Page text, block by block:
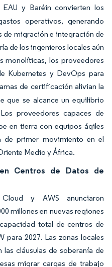
y Baréin convierten los
operativos, generando
de migración e integración de
de los ingenieros locales aún
monolíticas, los proveedores
Kubernetes y DevOps para
de certificación alivian la
que se alcance un equilibrio
proveedores capaces de
en tierra con equipos ágiles
de primer movimiento en el
Medio y África.
Centros de Datos de
y AWS anunciaron
millones en nuevas regiones
total de centros de
para 2027. Las zonas locales
cláusulas de soberanía de
migrar cargas de trabajo